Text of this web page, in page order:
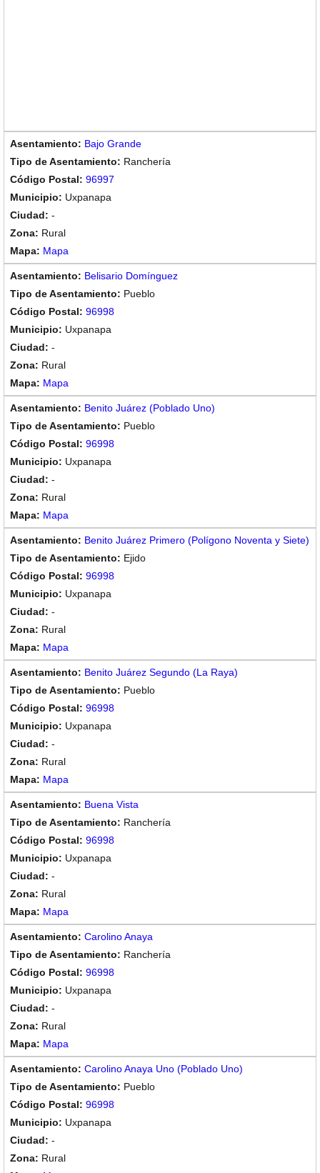
Bajo Grande
Ranchería
96997
Uxpanapa
-
Rural
Mapa
Belisario Domínguez
Pueblo
96998
Uxpanapa
-
Rural
Mapa
Benito Juárez (Poblado Uno)
Pueblo
96998
Uxpanapa
-
Rural
Mapa
Benito Juárez Primero (Polígono Noventa y Siete)
Ejido
96998
Uxpanapa
-
Rural
Mapa
Benito Juárez Segundo (La Raya)
Pueblo
96998
Uxpanapa
-
Rural
Mapa
Buena Vista
Ranchería
96998
Uxpanapa
-
Rural
Mapa
Carolino Anaya
Ranchería
96998
Uxpanapa
-
Rural
Mapa
Carolino Anaya Uno (Poblado Uno)
Pueblo
96998
Uxpanapa
-
Rural